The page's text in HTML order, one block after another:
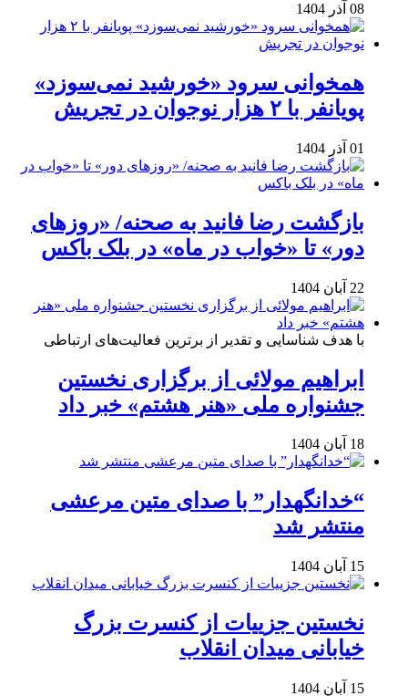
08 آذر 1404
همخوانی سرود «خورشید نمی‌سوزد»
پویانفر با ۲ هزار نوجوان در تجریش
01 آذر 1404
بازگشت رضا فانید به صحنه/ «روزهای
دور» تا «خواب در ماه» در بلک باکس
22 آبان 1404
با هدف شناسایی و تقدیر از برترین فعالیت‌های ارتباطی
ابراهیم مولائی از برگزاری نخستین
جشنواره ملی «هنر هشتم» خبر داد
18 آبان 1404
“خدانگهدار” با صدای متین مرعشی
منتشر شد
15 آبان 1404
نخستین جزییات از کنسرت بزرگ
خیابانی میدان انقلاب
15 آبان 1404